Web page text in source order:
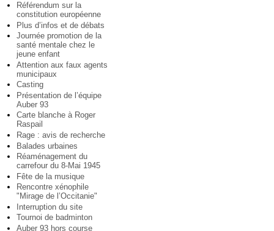
Référendum sur la
constitution européenne
Plus d’infos et de débats
Journée promotion de la
santé mentale chez le
jeune enfant
Attention aux faux agents
municipaux
Casting
Présentation de l’équipe
Auber 93
Carte blanche à Roger
Raspail
Rage : avis de recherche
Balades urbaines
Réaménagement du
carrefour du 8-Mai 1945
Fête de la musique
Rencontre xénophile
"Mirage de l’Occitanie"
Interruption du site
Tournoi de badminton
Auber 93 hors course